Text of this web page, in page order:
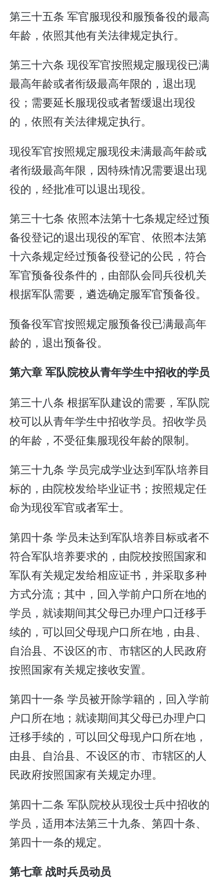
第三十五条 军官服现役和服预备役的最高
年龄，依照其他有关法律规定执行。
第三十六条 现役军官按照规定服现役已满
最高年龄或者衔级最高年限的，退出现
役；需要延长服现役或者暂缓退出现役
的，依照有关法律规定执行。
现役军官按照规定服现役未满最高年龄或
者衔级最高年限，因特殊情况需要退出现
役的，经批准可以退出现役。
第三十七条 依照本法第十七条规定经过预
备役登记的退出现役的军官、依照本法第
十六条规定经过预备役登记的公民，符合
军官预备役条件的，由部队会同兵役机关
根据军队需要，遴选确定服军官预备役。
预备役军官按照规定服预备役已满最高年
龄的，退出预备役。
第六章 军队院校从青年学生中招收的学员
第三十八条 根据军队建设的需要，军队院
校可以从青年学生中招收学员。招收学员
的年龄，不受征集服现役年龄的限制。
第三十九条 学员完成学业达到军队培养目
标的，由院校发给毕业证书；按照规定任
命为现役军官或者军士。
第四十条 学员未达到军队培养目标或者不
符合军队培养要求的，由院校按照国家和
军队有关规定发给相应证书，并采取多种
方式分流；其中，回入学前户口所在地的
学员，就读期间其父母已办理户口迁移手
续的，可以回父母现户口所在地，由县、
自治县、不设区的市、市辖区的人民政府
按照国家有关规定接收安置。
第四十一条 学员被开除学籍的，回入学前
户口所在地；就读期间其父母已办理户口
迁移手续的，可以回父母现户口所在地，
由县、自治县、不设区的市、市辖区的人
民政府按照国家有关规定办理。
第四十二条 军队院校从现役士兵中招收的
学员，适用本法第三十九条、第四十条、
第四十一条的规定。
第七章 战时兵员动员